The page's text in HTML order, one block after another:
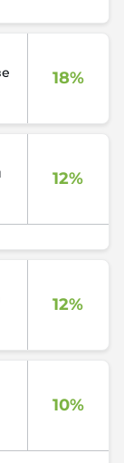
18%
12%
12%
10%